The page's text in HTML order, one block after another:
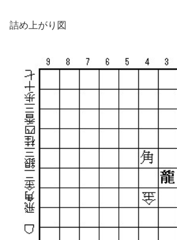
詰め上がり図